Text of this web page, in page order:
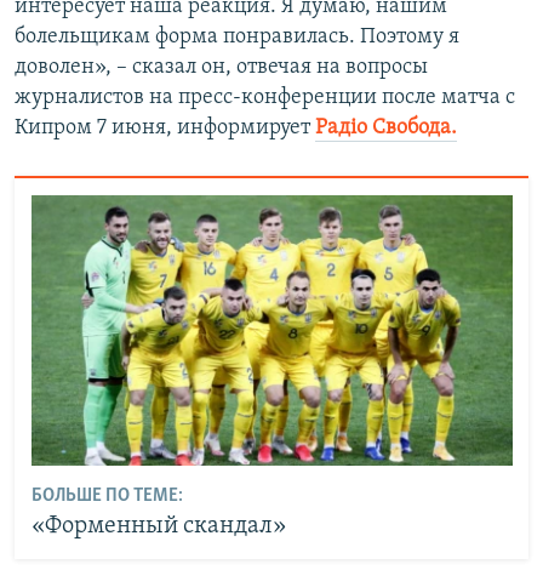
интересует наша реакция. Я думаю, нашим
болельщикам форма понравилась. Поэтому я
доволен», – сказал он, отвечая на вопросы
журналистов на пресс-конференции после матча с
Кипром 7 июня, информируетРадіо Свобода.
БОЛЬШЕ ПО ТЕМЕ:
«Форменный скандал»